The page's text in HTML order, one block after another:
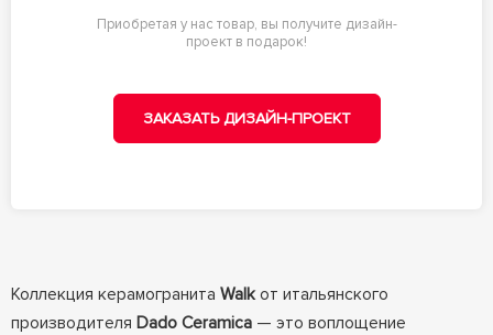
Приобретая у нас товар, вы получите дизайн-
проект в подарок!
ЗАКАЗАТЬ ДИЗАЙН-ПРОЕКТ
Коллекция керамогранита Walkот итальянского
производителя Dado Ceramica— это воплощение